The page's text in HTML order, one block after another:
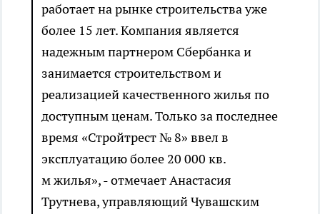
работает на рынке строительства уже
более 15 лет. Компания является
надежным партнером Сбербанка и
занимается строительством и
реализацией качественного жилья по
доступным ценам. Только за последнее
время «Стройтрест № 8» ввел в
эксплуатацию более 20 000 кв.
м жилья», - отмечает Анастасия
Трутнева, управляющий Чувашским